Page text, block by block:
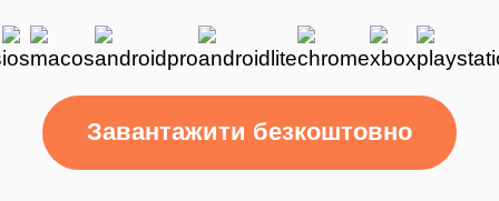
Завантажити безкоштовно